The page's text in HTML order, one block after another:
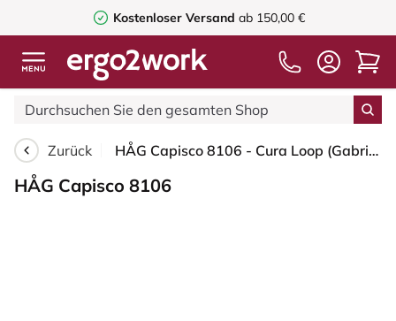
Kostenloser Versand ab 150,00 €
Zurück HÅG Capisco 8106 - Cura Loop (Gabriel) - Recyceltes Polyester - CLP61168 Beige-grey - Silber - 265 mm (Sitzhöhe 53-79cm) - Harte Rollen für weiche Böden
HÅG Capisco 8106